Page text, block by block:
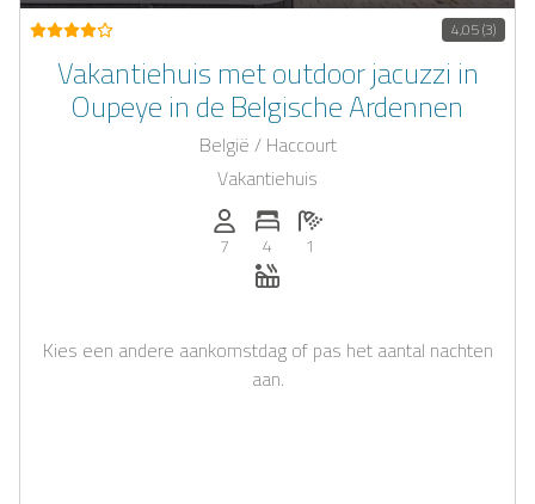
4,05 (3)
Vakantiehuis met outdoor jacuzzi in
Oupeye in de Belgische Ardennen
België / Haccourt
Vakantiehuis
Personen (max.): 7
7
Aantal slaapkamers: 4
4
Aantal badkamers: 1
1
Kies een andere aankomstdag of pas het aantal nachten
aan.